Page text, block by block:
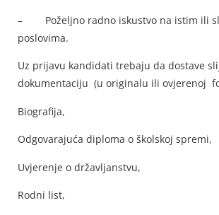
– Poželjno radno iskustvo na istim ili
poslovima.
Uz prijavu kandidati trebaju da dostave
dokumentaciju (u originalu ili ovjerenoj
Biografija,
Odgovarajuća diploma o školskoj spremi,
Uvjerenje o državljanstvu,
Rodni list,